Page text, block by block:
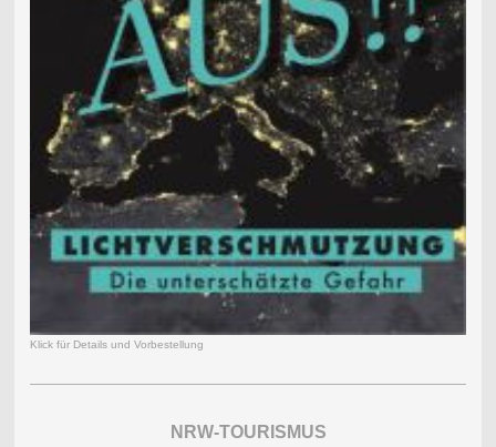
Klick für Details und Vorbestellung
NRW-TOURISMUS